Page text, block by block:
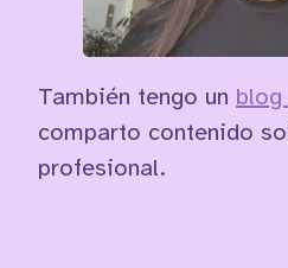
También tengo un blog
comparto contenido
profesional.